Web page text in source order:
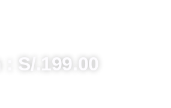
S/.199.00